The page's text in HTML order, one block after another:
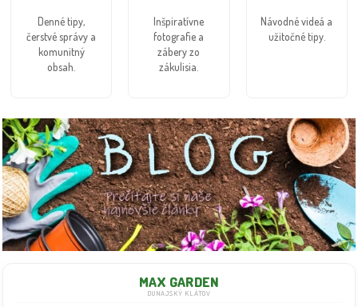
MAX GARDEN
DUNAJSKÝ KLÁTOV
Denné tipy,
čerstvé správy a
komunitný
obsah.
Inšpiratívne
fotografie a
zábery zo
zákulisia.
Návodné videá a
užitočné tipy.